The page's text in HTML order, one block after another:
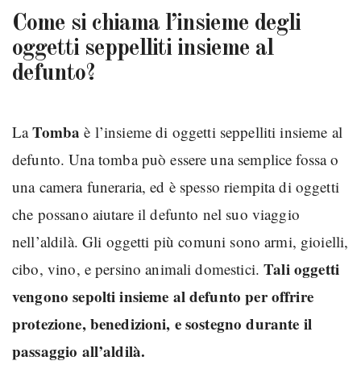
Come si chiama l’insieme degli
oggetti seppelliti insieme al
defunto?
LaTomba è l’insieme di oggetti seppelliti insieme al
defunto. Una tomba può essere una semplice fossa o
una camera funeraria, ed è spesso riempita di oggetti
che possano aiutare il defunto nel suo viaggio
nell’aldilà. Gli oggetti più comuni sono armi, gioielli,
cibo, vino, e persino animali domestici.Tali oggetti
vengono sepolti insieme al defunto per offrire
protezione, benedizioni, e sostegno durante il
passaggio all’aldilà.